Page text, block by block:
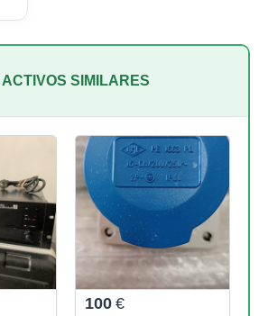
SIMILARES
100 €